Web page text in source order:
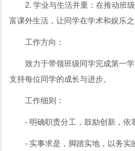
2. 学业与生活并重：在推动班
富课外生活，让同学在学术和娱乐之
工作方向：
致力于带领班级同学完成第一
支持每位同学的成长与进步。
工作细则：
- 明确职责分工，鼓励创新，依
- 实事求是，脚踏实地，以务实